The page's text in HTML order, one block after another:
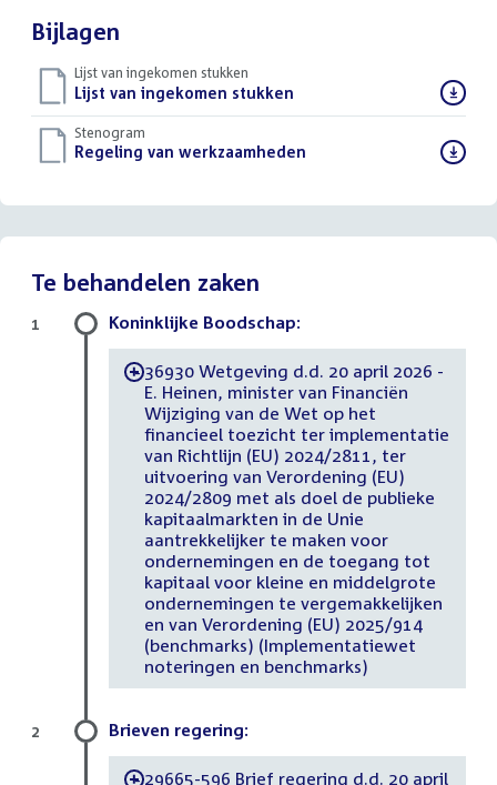
Bijlagen
Lijst van ingekomen stukken
Download
bestand:
Lijst van ingekomen stukken
Stenogram
Download
Regeling van werkzaamheden
Te behandelen zaken
Koninklijke Boodschap:
-36930 Wetgeving d.d. 20 april 2026 -
E. Heinen, minister van Financiën
Wijziging van de Wet op het
financieel toezicht ter implementatie
van Richtlijn (EU) 2024/2811, ter
uitvoering van Verordening (EU)
2024/2809 met als doel de publieke
kapitaalmarkten in de Unie
aantrekkelijker te maken voor
ondernemingen en de toegang tot
kapitaal voor kleine en middelgrote
ondernemingen te vergemakkelijken
en van Verordening (EU) 2025/914
(benchmarks) (Implementatiewet
noteringen en benchmarks)
1
Brieven regering:
-29665-596 Brief regering d.d. 20 april
2